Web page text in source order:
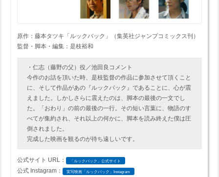
原作：藤本タツキ「ルックバック」（集英社ジャンプコミックス刊）
監督・脚本・編集：是枝裕和
・仁志（藤野の父）役／池田良コメント
今作のお話を頂いた時、是枝監督の作品に参加させて頂くこと
に、そして作品があの『ルックバック』であることに、心が震
えました。しかしさらに震えたのは、脚本の最後の一文でし
た。「おわり」の前の最後の一行。その短い言葉に、物語のす
べてが集約され、それ以上の何かに、脚本を読み終えた僕は圧
倒されました。
完成した映画を観るのが待ち遠しいです。
公式サイト URL： 「ルックバック」公式サイト
公式 Instagram： 実写映画「ルックバック」Instagram